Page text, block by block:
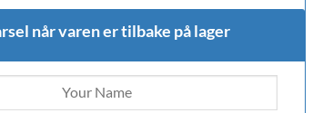
når varen er tilbake på lager